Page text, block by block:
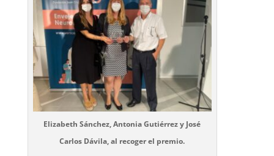
Elizabeth Sánchez, Antonia Gutiérrez y José
Carlos Dávila, al recoger el premio.